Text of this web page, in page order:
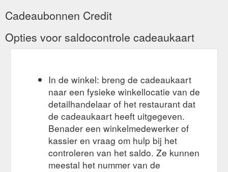
Cadeaubonnen Credit
Opties voor saldocontrole cadeaukaart
In de winkel: breng de cadeaukaart
naar een fysieke winkellocatie van de
detailhandelaar of het restaurant dat
de cadeaukaart heeft uitgegeven.
Benader een winkelmedewerker of
kassier en vraag om hulp bij het
controleren van het saldo. Ze kunnen
meestal het nummer van de